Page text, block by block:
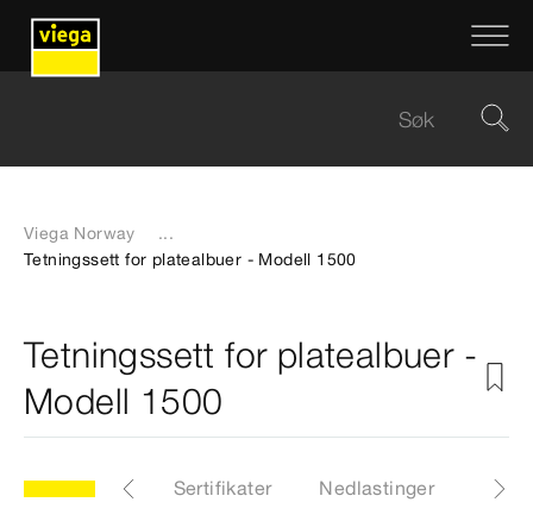
Viega Norway
...
Tetningssett for platealbuer - Modell 1500
Tetningssett for platealbuer -
Modell 1500
Artikkel Sertifikater Nedlastinger